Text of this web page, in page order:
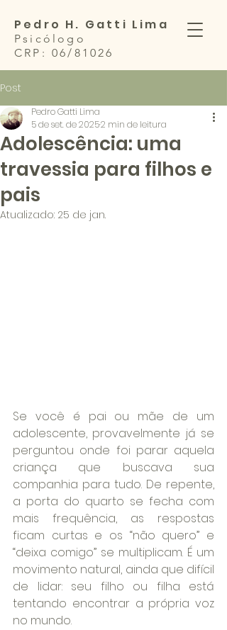
Pedro H. Gatti Lima
Psicólogo
CRP: 06/81026
Post
Adolescência: uma
travessia para filhos e
pais
Pedro Gatti Lima
5 de set. de 20252 min de leitura
Atualizado: 25 de jan.
Se você é pai ou mãe de um
adolescente, provavelmente já se
perguntou onde foi parar aquela
criança que buscava sua
companhia para tudo. De repente,
a porta do quarto se fecha com
mais frequência, as respostas
ficam curtas e os “não quero” e
“deixa comigo” se multiplicam. É um
movimento natural, ainda que difícil
de lidar: seu filho ou filha está
tentando encontrar a própria voz
no mundo.